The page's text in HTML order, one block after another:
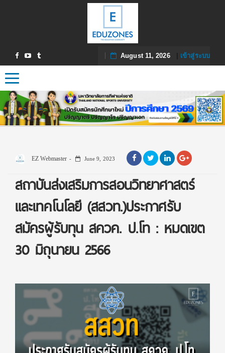
August 11, 2026| เข้าสู่ระบบ
Toggle navigation
EZ Webmaster June 9, 2023
สถาบันส่งเสริมการสอนวิทยาศาสตร์
และเทคโนโลยี (สสวท.)ประกาศรับ
สมัครผู้รับทุน สควค. ป.โท : หมดเขต
30 มิถุนายน 2566